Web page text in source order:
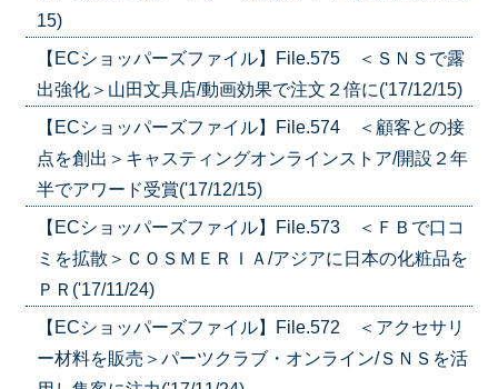
15)
【ECショッパーズファイル】File.575 ＜ＳＮＳで露
出強化＞山田文具店/動画効果で注文２倍に('17/12/15)
【ECショッパーズファイル】File.574 ＜顧客との接
点を創出＞キャスティングオンラインストア/開設２年
半でアワード受賞('17/12/15)
【ECショッパーズファイル】File.573 ＜ＦＢで口コ
ミを拡散＞ＣＯＳＭＥＲＩＡ/アジアに日本の化粧品を
ＰＲ('17/11/24)
【ECショッパーズファイル】File.572 ＜アクセサリ
ー材料を販売＞パーツクラブ・オンライン/ＳＮＳを活